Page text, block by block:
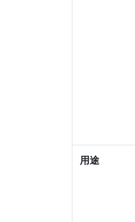
用途